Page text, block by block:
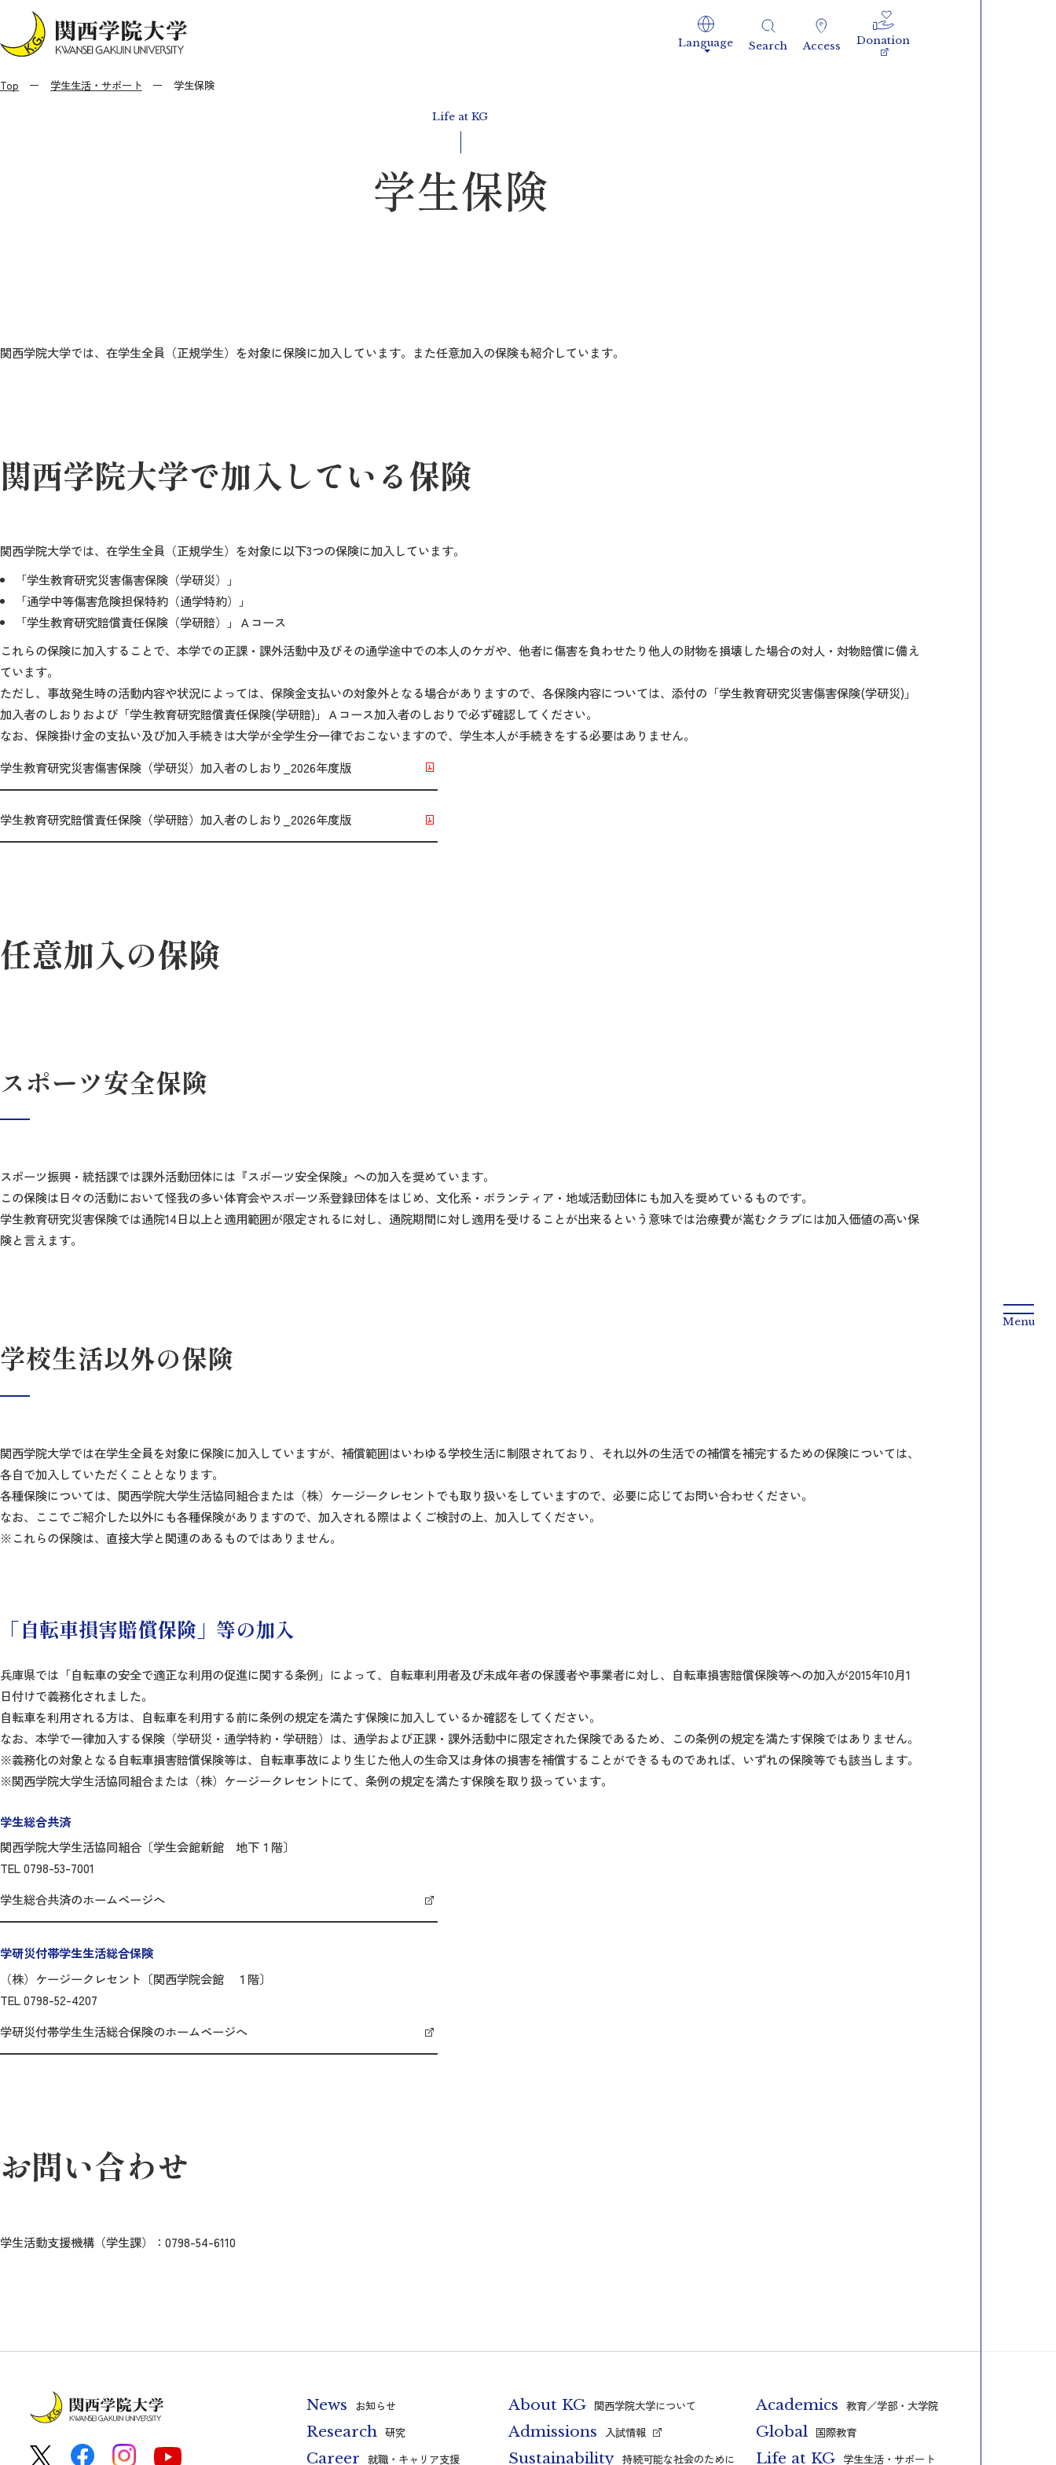
Language Search Access Donation
Top 学生生活・サポート 学生保険
Life at KG
学生保険
関西学院大学では、在学生全員（正規学生）を対象に保険に加入しています。また任意加入の保険も紹介しています。
関西学院大学で加入している保険
関西学院大学では、在学生全員（正規学生）を対象に以下3つの保険に加入しています。
「学生教育研究災害傷害保険（学研災）」
「通学中等傷害危険担保特約（通学特約）」
「学生教育研究賠償責任保険（学研賠）」Ａコース
これらの保険に加入することで、本学での正課・課外活動中及びその通学途中での本人のケガや、他者に傷害を負わせたり他人の財物を損壊した場合の対人・対物賠償に備え
ています。
ただし、事故発生時の活動内容や状況によっては、保険金支払いの対象外となる場合がありますので、各保険内容については、添付の「学生教育研究災害傷害保険(学研災)」
加入者のしおりおよび「学生教育研究賠償責任保険(学研賠)」Ａコース加入者のしおりで必ず確認してください。
なお、保険掛け金の支払い及び加入手続きは大学が全学生分一律でおこないますので、学生本人が手続きをする必要はありません。
学生教育研究災害傷害保険（学研災）加入者のしおり_2026年度版
学生教育研究賠償責任保険（学研賠）加入者のしおり_2026年度版
任意加入の保険
スポーツ安全保険
スポーツ振興・統括課では課外活動団体には『スポーツ安全保険』への加入を奨めています。
この保険は日々の活動において怪我の多い体育会やスポーツ系登録団体をはじめ、文化系・ボランティア・地域活動団体にも加入を奨めているものです。
学生教育研究災害保険では通院14日以上と適用範囲が限定されるに対し、通院期間に対し適用を受けることが出来るという意味では治療費が嵩むクラブには加入価値の高い保
険と言えます。
学校生活以外の保険
関西学院大学では在学生全員を対象に保険に加入していますが、補償範囲はいわゆる学校生活に制限されており、それ以外の生活での補償を補完するための保険については、
各自で加入していただくこととなります。
各種保険については、関西学院大学生活協同組合または（株）ケージークレセントでも取り扱いをしていますので、必要に応じてお問い合わせください。
なお、ここでご紹介した以外にも各種保険がありますので、加入される際はよくご検討の上、加入してください。
※これらの保険は、直接大学と関連のあるものではありません。
「自転車損害賠償保険」等の加入
兵庫県では「自転車の安全で適正な利用の促進に関する条例」によって、自転車利用者及び未成年者の保護者や事業者に対し、自転車損害賠償保険等への加入が2015年10月1
日付けで義務化されました。
自転車を利用される方は、自転車を利用する前に条例の規定を満たす保険に加入しているか確認をしてください。
なお、本学で一律加入する保険（学研災・通学特約・学研賠）は、通学および正課・課外活動中に限定された保険であるため、この条例の規定を満たす保険ではありません。
※義務化の対象となる自転車損害賠償保険等は、自転車事故により生じた他人の生命又は身体の損害を補償することができるものであれば、いずれの保険等でも該当します。
※関西学院大学生活協同組合または（株）ケージークレセントにて、条例の規定を満たす保険を取り扱っています。
学生総合共済
関西学院大学生活協同組合〔学生会館新館 地下１階〕
TEL 0798-53-7001
学生総合共済のホームページへ
学研災付帯学生生活総合保険
（株）ケージークレセント〔関西学院会館 １階〕
TEL 0798-52-4207
学研災付帯学生生活総合保険のホームページへ
お問い合わせ
学生活動支援機構（学生課）：0798-54-6110
News お知らせ About KG 関西学院大学について Academics 教育／学部・大学院
Research 研究 Admissions 入試情報 Global 国際教育
Career 就職・キャリア支援 Sustainability 持続可能な社会のために Life at KG 学生生活・サポート